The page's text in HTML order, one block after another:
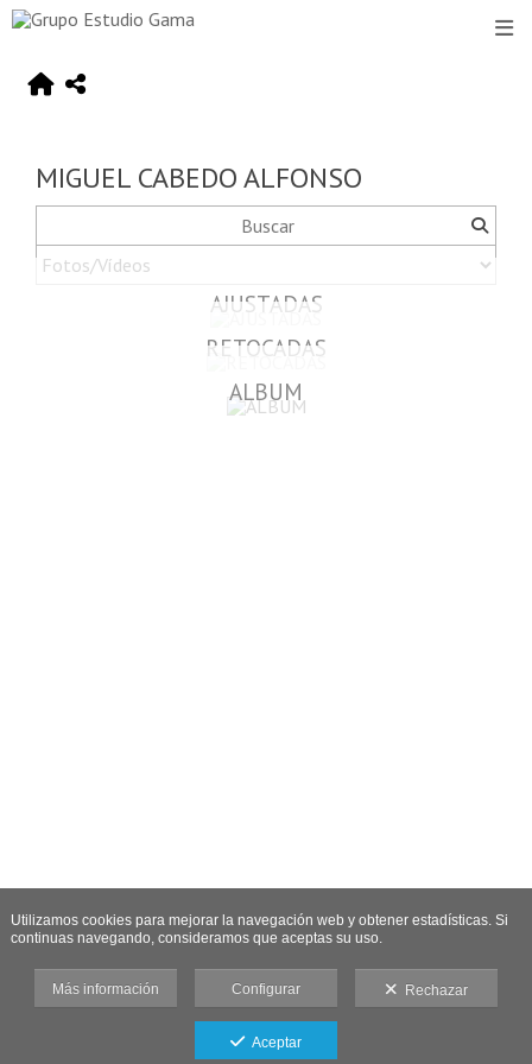
MIGUEL CABEDO ALFONSO
AJUSTADAS
RETOCADAS
ALBUM
Utilizamos cookies para mejorar la navegación web y obtener estadísticas. Si
continuas navegando, consideramos que aceptas su uso.
Más información Configurar Rechazar
Aceptar